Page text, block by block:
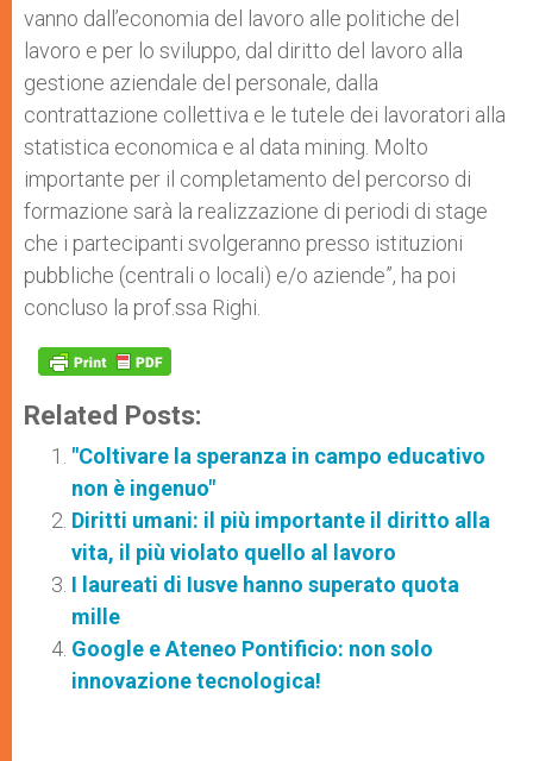
vanno dall’economia del lavoro alle politiche del
lavoro e per lo sviluppo, dal diritto del lavoro alla
gestione aziendale del personale, dalla
contrattazione collettiva e le tutele dei lavoratori alla
statistica economica e al data mining. Molto
importante per il completamento del percorso di
formazione sarà la realizzazione di periodi di stage
che i partecipanti svolgeranno presso istituzioni
pubbliche (centrali o locali) e/o aziende”, ha poi
concluso la prof.ssa Righi.
Related Posts:
"Coltivare la speranza in campo educativo
non è ingenuo"
Diritti umani: il più importante il diritto alla
vita, il più violato quello al lavoro
I laureati di Iusve hanno superato quota
mille
Google e Ateneo Pontificio: non solo
innovazione tecnologica!